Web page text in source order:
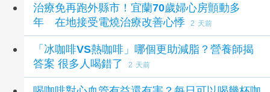
治療免再跑外縣市！宜蘭70歲婦心房顫動多
年 在地接受電燒治療改善心悸
2 天前
「冰咖啡VS熱咖啡」哪個更助減脂？營養師揭
答案 很多人喝錯了
2 天前